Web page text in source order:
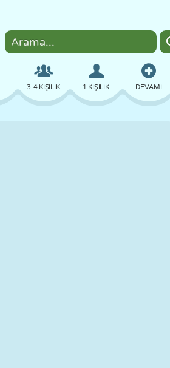
DEVAMI
3-4 KIŞILIK 1 KIŞILIK